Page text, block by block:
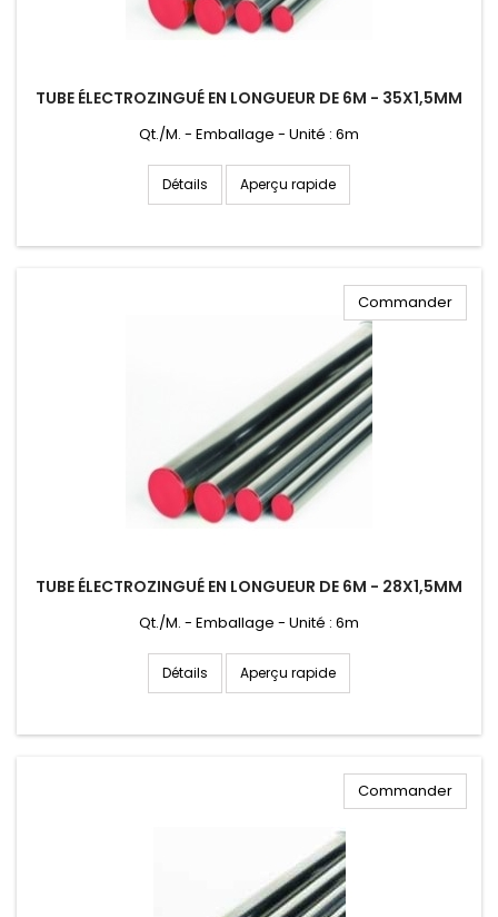
TUBE ÉLECTROZINGUÉ EN LONGUEUR DE 6M - 35X1,5MM
Qt./M. - Emballage - Unité : 6m
Détails Aperçu rapide
TUBE ÉLECTROZINGUÉ EN LONGUEUR DE 6M - 28X1,5MM
Qt./M. - Emballage - Unité : 6m
Détails Aperçu rapide
Commander
Commander